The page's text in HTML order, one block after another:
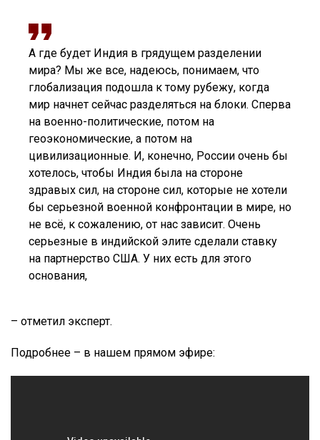
А где будет Индия в грядущем разделении
мира? Мы же все, надеюсь, понимаем, что
глобализация подошла к тому рубежу, когда
мир начнет сейчас разделяться на блоки. Сперва
на военно-политические, потом на
геоэкономические, а потом на
цивилизационные. И, конечно, России очень бы
хотелось, чтобы Индия была на стороне
здравых сил, на стороне сил, которые не хотели
бы серьезной военной конфронтации в мире, но
не всё, к сожалению, от нас зависит. Очень
серьезные в индийской элите сделали ставку
на партнерство США. У них есть для этого
основания,
– отметил эксперт.
Подробнее – в нашем прямом эфире: